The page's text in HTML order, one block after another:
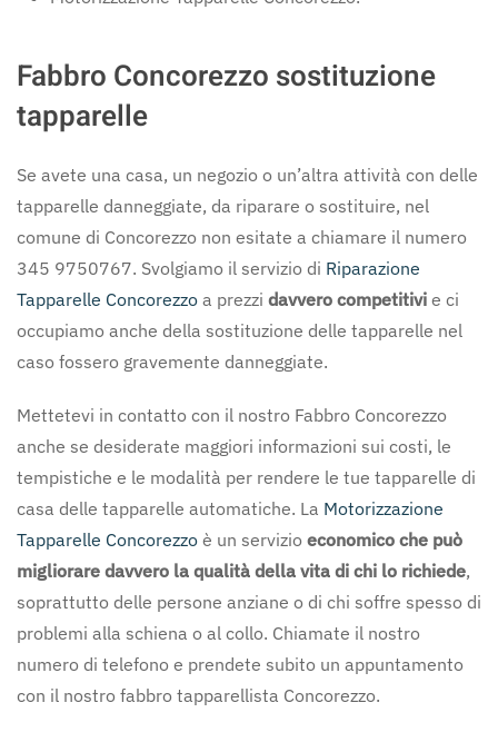
Fabbro Concorezzo sostituzione
tapparelle
Se avete una casa, un negozio o un’altra attività con delle
tapparelle danneggiate, da riparare o sostituire, nel
comune di Concorezzo non esitate a chiamare il numero
345 9750767. Svolgiamo il servizio di Riparazione
Tapparelle Concorezzo a prezzi davvero competitivi e ci
occupiamo anche della sostituzione delle tapparelle nel
caso fossero gravemente danneggiate.
Mettetevi in contatto con il nostro Fabbro Concorezzo
anche se desiderate maggiori informazioni sui costi, le
tempistiche e le modalità per rendere le tue tapparelle di
casa delle tapparelle automatiche. La Motorizzazione
Tapparelle Concorezzo è un servizio economico che può
migliorare davvero la qualità della vita di chi lo richiede,
soprattutto delle persone anziane o di chi soffre spesso di
problemi alla schiena o al collo. Chiamate il nostro
numero di telefono e prendete subito un appuntamento
con il nostro fabbro tapparellista Concorezzo.